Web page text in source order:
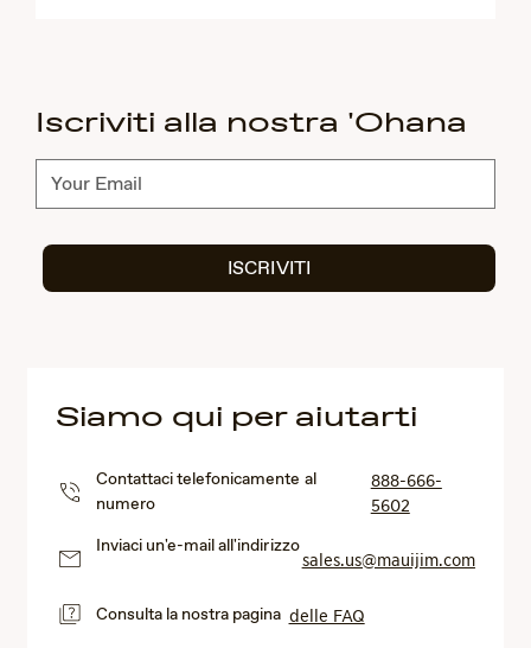
Iscriviti alla nostra 'Ohana
Abbonati
ISCRIVITI
Siamo qui per aiutarti
Contattaci telefonicamente al
numero
888-666-
5602
Inviaci un'e-mail all'indirizzo
sales.us@mauijim.com
Consulta la nostra pagina delle FAQ